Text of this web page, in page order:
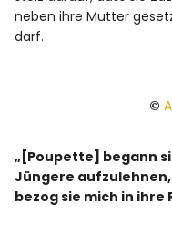
neben ihre Mutter
darf.
©
„[Poupette] begann
Jüngere aufzulehnen,
bezog sie mich in ihre